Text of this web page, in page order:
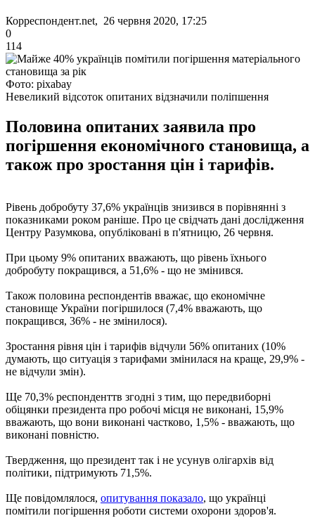
Корреспондент.net, 26 червня 2020, 17:25
0
114
Фото: pixabay
Невеликий відсоток опитаних відзначили поліпшення
Половина опитаних заявила про
погіршення економічного становища, а
також про зростання цін і тарифів.
Рівень добробуту 37,6% українців знизився в порівнянні з
показниками роком раніше. Про це свідчать дані дослідження
Центру Разумкова, опубліковані в п'ятницю, 26 червня.
При цьому 9% опитаних вважають, що рівень їхнього
добробуту покращився, а 51,6% - що не змінився.
Також половина респондентів вважає, що економічне
становище України погіршилося (7,4% вважають, що
покращився, 36% - не змінилося).
Зростання рівня цін і тарифів відчули 56% опитаних (10%
думають, що ситуація з тарифами змінилася на краще, 29,9% -
не відчули змін).
Ще 70,3% респонденттв згодні з тим, що передвиборні
обіцянки президента про робочі місця не виконані, 15,9%
вважають, що вони виконані частково, 1,5% - вважають, що
виконані повністю.
Твердження, що президент так і не усунув олігархів від
політики, підтримують 71,5%.
Ще повідомлялося, опитування показало, що українці
помітили погіршення роботи системи охорони здоров'я.